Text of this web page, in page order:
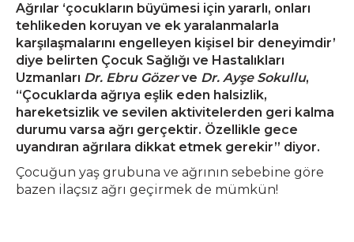
Ağrılar ‘çocukların büyümesi için yararlı, onları
tehlikeden koruyan ve ek yaralanmalarla
karşılaşmalarını engelleyen kişisel bir deneyimdir’
diye belirten Çocuk Sağlığı ve Hastalıkları
Uzmanları Dr. Ebru Gözerve Dr. Ayşe Sokullu,
“Çocuklarda ağrıya eşlik eden halsizlik,
hareketsizlik ve sevilen aktivitelerden geri kalma
durumu varsa ağrı gerçektir. Özellikle gece
uyandıran ağrılara dikkat etmek gerekir” diyor.
Çocuğun yaş grubuna ve ağrının sebebine göre
bazen ilaçsız ağrı geçirmek de mümkün!